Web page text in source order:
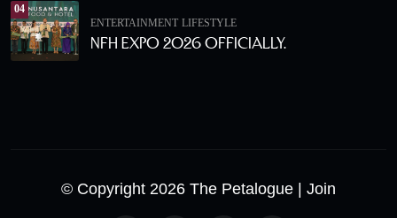
04
ENTERTAINMENT LIFESTYLE
NFH Expo 2026 Officially.
© Copyright 2026 The Petalogue | Join